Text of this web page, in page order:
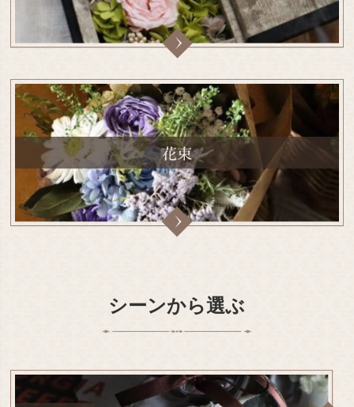
シーンから選ぶ